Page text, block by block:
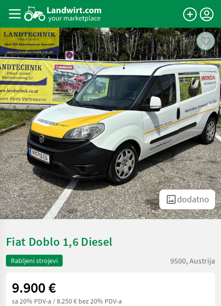
dodatno
Fiat Doblo 1,6 Diesel
Rabljeni strojevi 9500, Austrija
9.900 €
sa 20% PDV-a / 8.250 € bez 20% PDV-a